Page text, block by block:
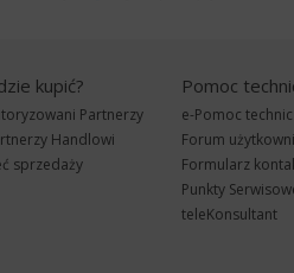
kupić?
Partnerzy
Handlowi
sprzedaży
Pomoc
e-Pomoc
Forum
Formularz
Punkty
teleKonsultant